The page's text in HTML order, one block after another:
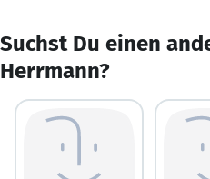
Suchst Du einen
Herrmann?